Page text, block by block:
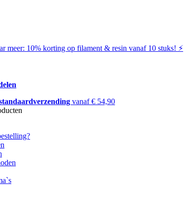
meer: ​​10% korting op filament & resin vanaf 10 stuks! ⚡️
vanaf € 54,90